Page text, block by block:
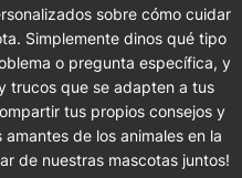
sobre cómo cuidar
Simplemente dinos qué tipo
o pregunta específica, y
trucos que se adapten a tus
tus propios consejos y
de los animales en la
de nuestras mascotas juntos!